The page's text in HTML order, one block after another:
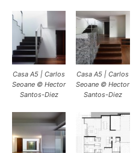
Casa A5 | Carlos
Seoane © Hector
Santos-Diez
Casa A5 | Carlos
Seoane © Hector
Santos-Diez